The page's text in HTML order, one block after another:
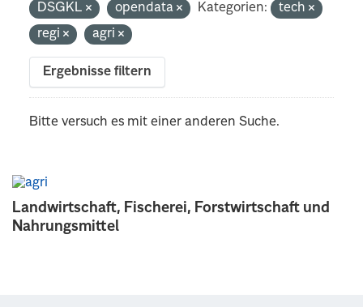
Landwirtschaft, Fischerei, Forstwirtschaft und
Nahrungsmittel
DSGKL
opendata Kategorien:
tech
regi
agri
Ergebnisse filtern
Bitte versuch es mit einer anderen Suche.